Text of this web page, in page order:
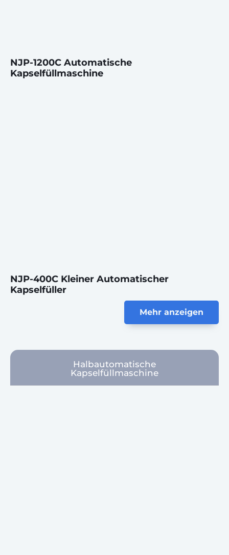
NJP-1200C Automatische
Kapselfüllmaschine
NJP-400C Kleiner Automatischer
Kapselfüller
Mehr anzeigen
Halbautomatische
Kapselfüllmaschine